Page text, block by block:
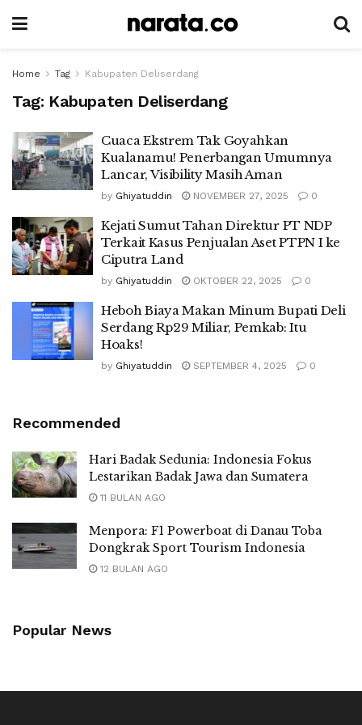
Home Tag Kabupaten Deliserdang
Tag: Kabupaten Deliserdang
Cuaca Ekstrem Tak Goyahkan
Kualanamu! Penerbangan Umumnya
Lancar, Visibility Masih Aman
by Ghiyatuddin NOVEMBER 27, 2025 0
Kejati Sumut Tahan Direktur PT NDP
Terkait Kasus Penjualan Aset PTPN I ke
Ciputra Land
by Ghiyatuddin OKTOBER 22, 2025 0
Heboh Biaya Makan Minum Bupati Deli
Serdang Rp29 Miliar, Pemkab: Itu
Hoaks!
by Ghiyatuddin SEPTEMBER 4, 2025 0
Recommended
Hari Badak Sedunia: Indonesia Fokus
Lestarikan Badak Jawa dan Sumatera
11 BULAN AGO
Menpora: F1 Powerboat di Danau Toba
Dongkrak Sport Tourism Indonesia
12 BULAN AGO
Popular News